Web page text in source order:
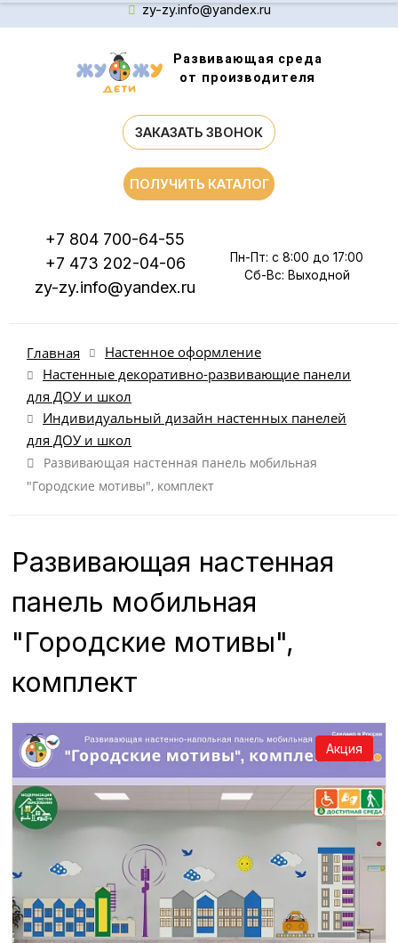
zy-zy.info@yandex.ru
Развивающая среда
от производителя
ЗАКАЗАТЬ ЗВОНОК
+7 804 700-64-55
+7 473 202-04-06
zy-zy.info@yandex.ru
Пн-Пт: с 8:00 до 17:00
Сб-Вс: Выходной
ПОЛУЧИТЬ КАТАЛОГ
Главная
Настенное оформление
Настенные декоративно-развивающие панели
для ДОУ и школ
Индивидуальный дизайн настенных панелей
для ДОУ и школ
Развивающая настенная панель мобильная
"Городские мотивы", комплект
Развивающая настенная
панель мобильная
"Городские мотивы",
комплект
Акция